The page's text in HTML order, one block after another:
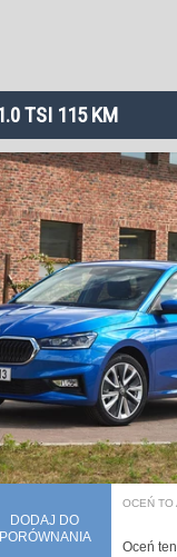
TSI 115 KM
DODAJ DO
PORÓWNANIA
OCEŃ TO
Oceń